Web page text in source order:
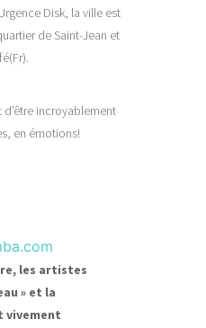
Disk, la ville est
de Saint-Jean et
incroyablement
en émotions!
les artistes
» et la
vivement